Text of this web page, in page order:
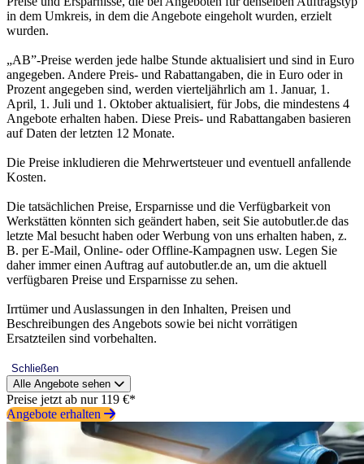
in dem Umkreis, in dem die Angebote eingeholt wurden, erzielt
wurden.
„AB”-Preise werden jede halbe Stunde aktualisiert und sind in Euro
angegeben. Andere Preis- und Rabattangaben, die in Euro oder in
Prozent angegeben sind, werden vierteljährlich am 1. Januar, 1.
April, 1. Juli und 1. Oktober aktualisiert, für Jobs, die mindestens 4
Angebote erhalten haben. Diese Preis- und Rabattangaben basieren
auf Daten der letzten 12 Monate.
Die Preise inkludieren die Mehrwertsteuer und eventuell anfallende
Kosten.
Die tatsächlichen Preise, Ersparnisse und die Verfügbarkeit von
Werkstätten könnten sich geändert haben, seit Sie autobutler.de das
letzte Mal besucht haben oder Werbung von uns erhalten haben, z.
B. per E-Mail, Online- oder Offline-Kampagnen usw. Legen Sie
daher immer einen Auftrag auf autobutler.de an, um die aktuell
verfügbaren Preise und Ersparnisse zu sehen.
Irrtümer und Auslassungen in den Inhalten, Preisen und
Beschreibungen des Angebots sowie bei nicht vorrätigen
Ersatzteilen sind vorbehalten.
Schließen
Alle Angebote sehen
Preise jetzt ab nur 119 €*
Angebote erhalten